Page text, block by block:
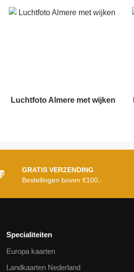
Luchtfoto Almere met wijken
GRATIS VERZENDING
Bestellingen boven €100,-
Specialiteiten
Europa kaarten
Landkaarten Nederland